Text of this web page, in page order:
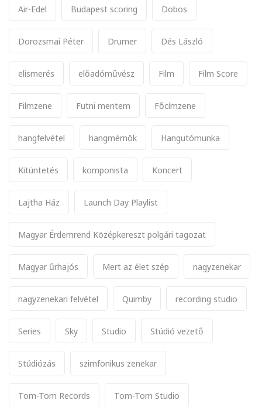
Air-Edel Budapest scoring Dobos
Dorozsmai Péter Drumer Dés László
elismerés előadóművész Film Film Score
Filmzene Futni mentem Főcímzene
hangfelvétel hangmérnök Hangutómunka
Kitüntetés komponista Koncert
Lajtha Ház Launch Day Playlist
Magyar Érdemrend Középkereszt polgári tagozat
Magyar űrhajós Mert az élet szép nagyzenekar
nagyzenekari felvétel Quimby recording studio
Series Sky Studio Stúdió vezető
Stúdiózás szimfonikus zenekar
Tom-Tom Records Tom-Tom Studio